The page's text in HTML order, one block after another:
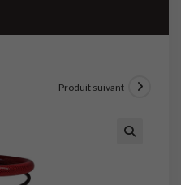
Produit suivant